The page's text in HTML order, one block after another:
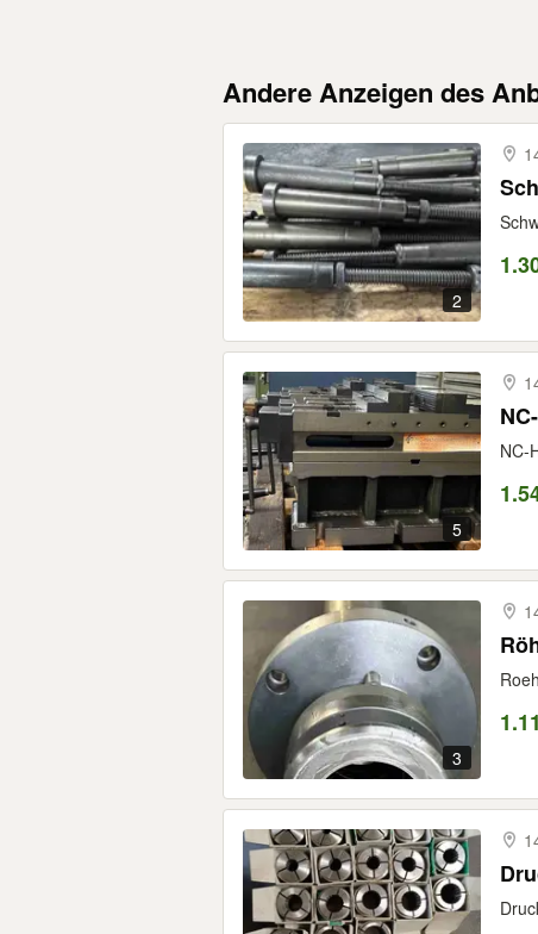
Andere Anzeigen des
2
5
NC-
3